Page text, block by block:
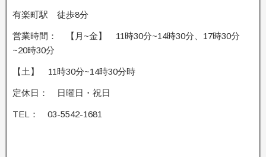
有楽町駅 徒歩8分
営業時間： 【月~金】 11時30分~14時30分、17時30分
~20時30分
【土】 11時30分~14時30分時
定休日： 日曜日・祝日
TEL： 03-5542-1681